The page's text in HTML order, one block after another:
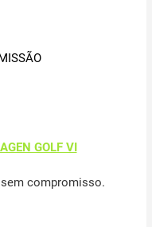
GOLF VI
compromisso.